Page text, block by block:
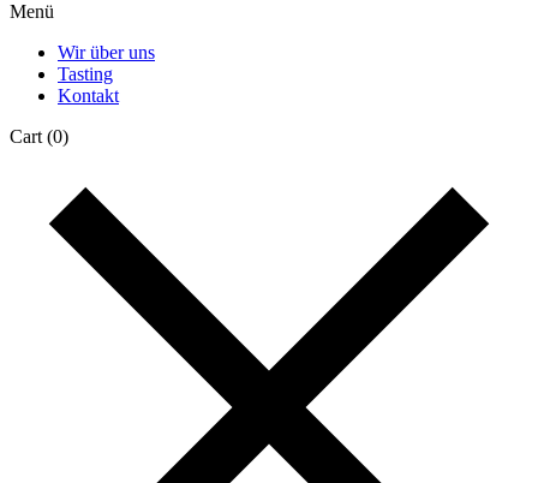
Menü
Wir über uns
Tasting
Kontakt
Cart (0)